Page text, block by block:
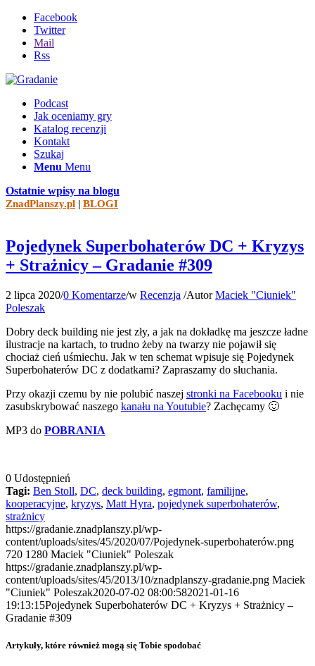
Facebook
Twitter
Mail
Rss
Podcast
Jak oceniamy gry
Katalog recenzji
Kontakt
Szukaj
Menu Menu
Ostatnie wpisy na blogu
ZnadPlanszy.pl | BLOGI
Pojedynek Superbohaterów DC + Kryzys
+ Strażnicy – Gradanie #309
2 lipca 2020/0 Komentarze/w Recenzja /AutorMaciek "Ciuniek"
Poleszak
Dobry deck building nie jest zły, a jak na dokładkę ma jeszcze ładne
ilustracje na kartach, to trudno żeby na twarzy nie pojawił się
chociaż cień uśmiechu. Jak w ten schemat wpisuje się Pojedynek
Superbohaterów DC z dodatkami? Zapraszamy do słuchania.
Przy okazji czemu by nie polubić naszej stronki na Facebooku i nie
zasubskrybować naszego kanału na Youtubie? Zachęcamy 🙂
MP3 do POBRANIA
0 Udostępnień
Tagi: Ben Stoll, DC, deck building, egmont, familijne,
kooperacyjne, kryzys, Matt Hyra, pojedynek superbohaterów,
strażnicy
https://gradanie.znadplanszy.pl/wp-
content/uploads/sites/45/2020/07/Pojedynek-superbohaterów.png
720 1280 Maciek "Ciuniek" Poleszak
https://gradanie.znadplanszy.pl/wp-
content/uploads/sites/45/2013/10/znadplanszy-gradanie.png Maciek
"Ciuniek" Poleszak2020-07-02 08:00:582021-01-16
19:13:15Pojedynek Superbohaterów DC + Kryzys + Strażnicy –
Gradanie #309
Artykuły, które również mogą się Tobie spodobać